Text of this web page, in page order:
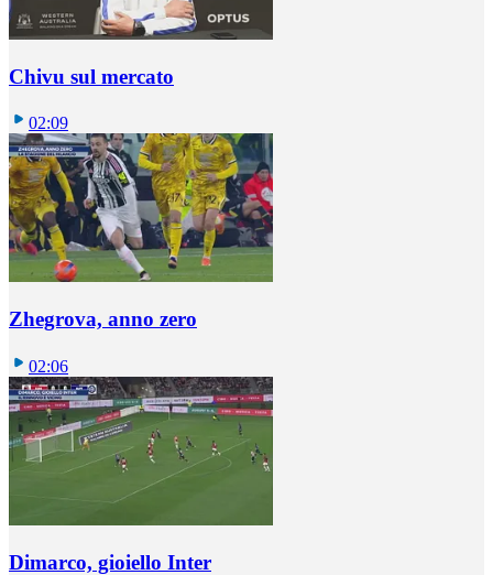
Chivu sul mercato
02:09
Zhegrova, anno zero
02:06
Dimarco, gioiello Inter